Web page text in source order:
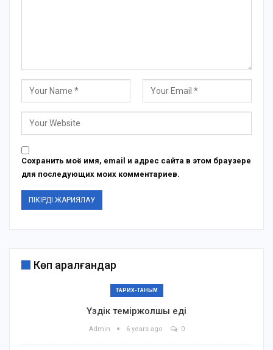
Сохранить моё имя, email и адрес сайта в этом браузере
для последующих моих комментариев.
Көп қаралғандар
ТАРИХ-ТАНЫМ
Үздік теміржолшы еді
Admin 6 years ago 0